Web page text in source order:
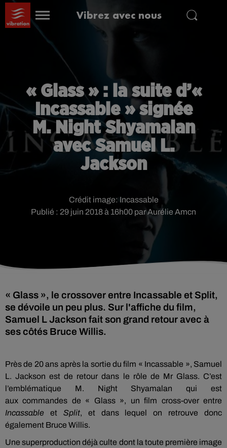
Vibrez avec nous
« Glass » : la suite d’«
Incassable » signée
M. Night Shyamalan
avec Samuel L.
Jackson
Publié : 29 juin 2018 à 16h00 par Aurélie Amcn
Crédit image: Incassable
« Glass », le crossover entre Incassable et Split,
se dévoile un peu plus. Sur l'affiche du film,
Samuel L Jackson fait son grand retour avec à
ses côtés Bruce Willis.
Près de 20 ans après la sortie du film « Incassable », Samuel
L. Jackson est de retour dans le rôle de Mr Glass. C’est
l’emblématique M.
Night Shyamalan
qui est
aux commandes de « Glass », un film cross-over entre
Incassable et Split, et dans lequel on retrouve donc
également Bruce Willis.
Une superproduction déjà culte dont la toute première image